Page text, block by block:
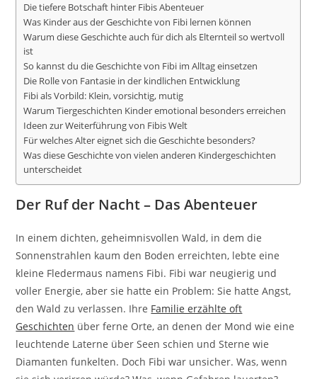
Die tiefere Botschaft hinter Fibis Abenteuer
Was Kinder aus der Geschichte von Fibi lernen können
Warum diese Geschichte auch für dich als Elternteil so wertvoll
ist
So kannst du die Geschichte von Fibi im Alltag einsetzen
Die Rolle von Fantasie in der kindlichen Entwicklung
Fibi als Vorbild: Klein, vorsichtig, mutig
Warum Tiergeschichten Kinder emotional besonders erreichen
Ideen zur Weiterführung von Fibis Welt
Für welches Alter eignet sich die Geschichte besonders?
Was diese Geschichte von vielen anderen Kindergeschichten
unterscheidet
Der Ruf der Nacht – Das Abenteuer
In einem dichten, geheimnisvollen Wald, in dem die
Sonnenstrahlen kaum den Boden erreichten, lebte eine
kleine Fledermaus namens Fibi. Fibi war neugierig und
voller Energie, aber sie hatte ein Problem: Sie hatte Angst,
den Wald zu verlassen. Ihre Familie erzählte oft
Geschichten über ferne Orte, an denen der Mond wie eine
leuchtende Laterne über Seen schien und Sterne wie
Diamanten funkelten. Doch Fibi war unsicher. Was, wenn